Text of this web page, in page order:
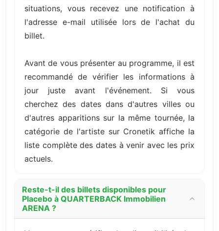
situations, vous recevez une notification à
l'adresse e-mail utilisée lors de l'achat du
billet.
Avant de vous présenter au programme, il est
recommandé de vérifier les informations à
jour juste avant l'événement. Si vous
cherchez des dates dans d'autres villes ou
d'autres apparitions sur la même tournée, la
catégorie de l'artiste sur Cronetik affiche la
liste complète des dates à venir avec les prix
actuels.
Reste-t-il des billets disponibles pour
Placebo à QUARTERBACK Immobilien
ARENA ?